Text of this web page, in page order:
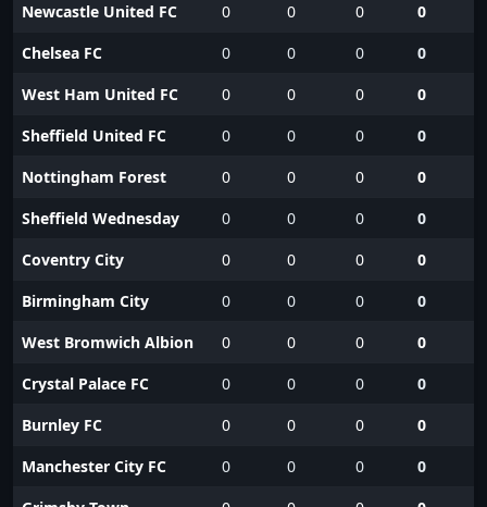
Newcastle United FC
0 0 0
0
Chelsea FC
0 0 0
0
West Ham United FC
0 0 0
0
Sheffield United FC
0 0 0
0
Nottingham Forest
0 0 0
0
Sheffield Wednesday
0 0 0
0
Coventry City
0 0 0
0
Birmingham City
0 0 0
0
West Bromwich Albion
0 0 0
0
Crystal Palace FC
0 0 0
0
Burnley FC
0 0 0
0
Manchester City FC
0 0 0
0